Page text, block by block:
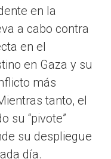
en la
a cabo contra
en el
en Gaza y su
más
tanto, el
su “pivote”
su despliegue
día.